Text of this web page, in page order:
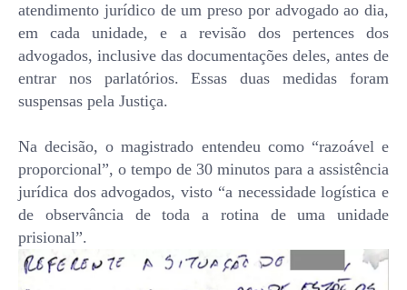
atendimento jurídico de um preso por advogado ao dia,
em cada unidade, e a revisão dos pertences dos
advogados, inclusive das documentações deles, antes de
entrar nos parlatórios. Essas duas medidas foram
suspensas pela Justiça.
Na decisão, o magistrado entendeu como “razoável e
proporcional”, o tempo de 30 minutos para a assistência
jurídica dos advogados, visto “a necessidade logística e
de observância de toda a rotina de uma unidade
prisional”.